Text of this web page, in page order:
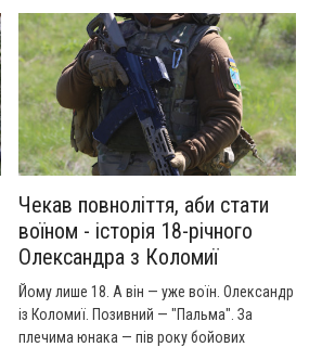
Чекав повноліття, аби стати
воїном - історія 18-річного
Олександра з Коломиї
Йому лише 18. А він — уже воїн. Олександр
із Коломиї. Позивний — "Пальма". За
плечима юнака — пів року бойових